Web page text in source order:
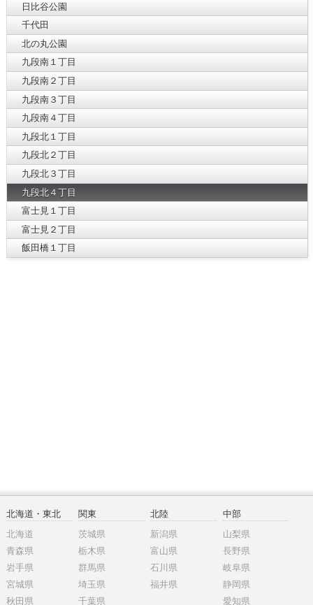
日比谷公園
千代田
北の丸公園
九段南１丁目
九段南２丁目
九段南３丁目
九段南４丁目
九段北１丁目
九段北２丁目
九段北３丁目
九段北４丁目
富士見１丁目
富士見２丁目
飯田橋１丁目
北海道・東北
北海道
青森県
岩手県
宮城県
秋田県
関東
茨城県
栃木県
群馬県
埼玉県
千葉県
北陸
新潟県
富山県
石川県
福井県
中部
山梨県
長野県
岐阜県
静岡県
愛知県